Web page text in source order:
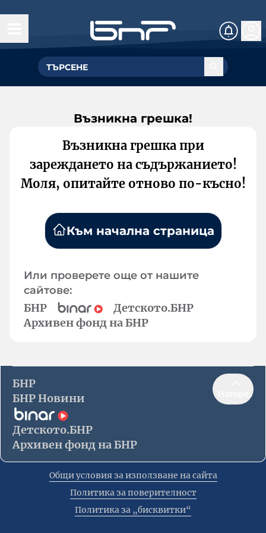
Възникна грешка!
Възникна грешка при
зареждането на съдържанието!
Моля, опитайте отново по-късно!
Към начална страница
Или проверете още от нашите
сайтове:
БНР
Детското.БНР
Архивен фонд на БНР
БНР
БНР Новини
Детското.БНР
Архивен фонд на БНР
Общи условия за използване на сайта
Политика за поверителност
Политика за „бисквитки“